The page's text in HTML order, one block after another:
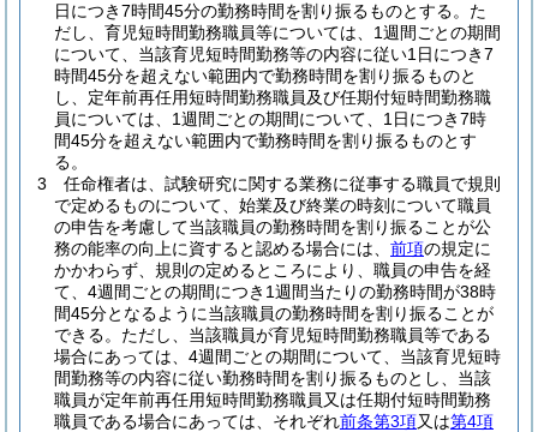
日につき7時間45分の勤務時間を割り振るものとする。 た
だし、育児短時間勤務職員等については、1週間ごとの期間
について、当該育児短時間勤務等の内容に従い1日につき7
時間45分を超えない範囲内で勤務時間を割り振るものと
し、定年前再任用短時間勤務職員及び任期付短時間勤務職
員については、1週間ごとの期間について、1日につき7時
間45分を超えない範囲内で勤務時間を割り振るものとす
る。
3
任命権者は、試験研究に関する業務に従事する職員で規則
で定めるものについて、始業及び終業の時刻について職員
の申告を考慮して当該職員の勤務時間を割り振ることが公
務の能率の向上に資すると認める場合には、 前項の規定に
かかわらず、規則の定めるところにより、職員の申告を経
て、4週間ごとの期間につき1週間当たりの勤務時間が38時
間45分となるように当該職員の勤務時間を割り振ることが
できる。 ただし、当該職員が育児短時間勤務職員等である
場合にあっては、4週間ごとの期間について、当該育児短時
間勤務等の内容に従い勤務時間を割り振るものとし、当該
職員が定年前再任用短時間勤務職員又は任期付短時間勤務
職員である場合にあっては、それぞれ前条第3項又は第4項